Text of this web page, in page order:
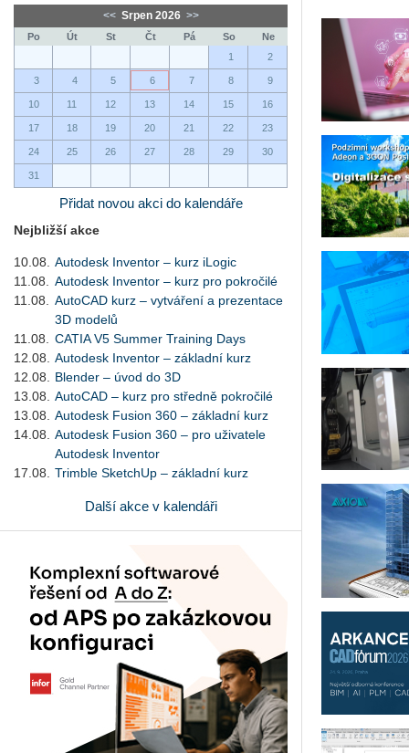
<< Srpen 2026 >>
Po Út St Čt Pá So
Ne
1
2
3 4 5 6 7 8 9
10 11 12 13 14 15 16
17 18 19 20 21 22 23
24 25 26 27 28 29 30
31
Přidat novou akci do kalendáře
Nejbližší akce
10.08.
Autodesk Inventor – kurz iLogic
11.08.
Autodesk Inventor – kurz pro pokročilé
11.08.
AutoCAD kurz – vytváření a prezentace
3D modelů
11.08.
CATIA V5 Summer Training Days
12.08.
Autodesk Inventor – základní kurz
12.08.
Blender – úvod do 3D
13.08.
AutoCAD – kurz pro středně pokročilé
13.08.
Autodesk Fusion 360 – základní kurz
14.08.
Autodesk Fusion 360 – pro uživatele
Autodesk Inventor
17.08.
Trimble SketchUp – základní kurz
Další akce v kalendáři